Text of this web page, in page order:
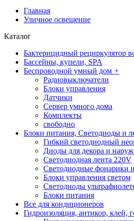
Главная
Уличное освещение
Каталог
Бактерицидный рециркулятор
Бассейны, купели, SPA
Беспроводной умный дом +
Радиовыключатели
Блоки управления
Датчики
Сервер умного дома
Комплекты
свободно
Блоки питания, Светодиоды и
Гибкий светодиодный
Диоды для декора и
Светодиодная лента 220V
Светодиодные фонарики
Блоки управления светом
Светодиоды
Блоки питания
Все для кондиционеров
Гидроизоляция, антикор, клей,